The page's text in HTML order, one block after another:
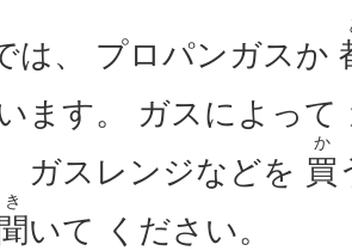
は、 プロパンガスか
ます。 ガスによっ
ガスレンジなどを 買
か
き
いて ください。